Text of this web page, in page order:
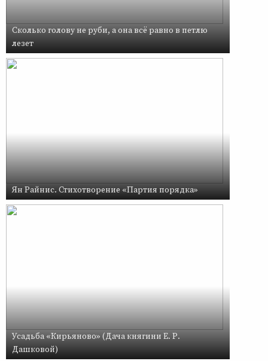
Сколько голову не руби, а она всё равно в петлю
лезет
Ян Райнис. Стихотворение «Партия порядка»
Усадьба «Кирьяново» (Дача княгини Е. Р.
Дашковой)